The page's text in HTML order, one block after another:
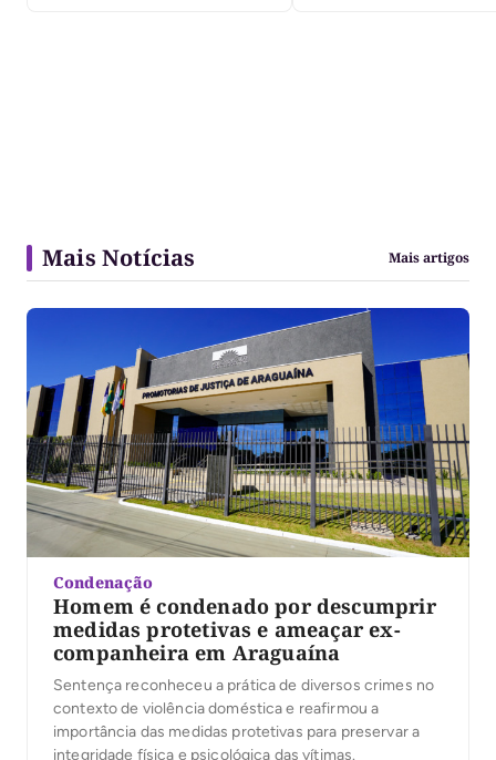
Mais Notícias Mais artigos
Condenação
Homem é condenado por descumprir
medidas protetivas e ameaçar ex-
companheira em Araguaína
Sentença reconheceu a prática de diversos crimes no
contexto de violência doméstica e reafirmou a
importância das medidas protetivas para preservar a
integridade física e psicológica das vítimas.